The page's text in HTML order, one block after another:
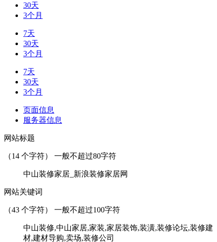
30天
3个月
7天
30天
3个月
7天
30天
3个月
页面信息
服务器信息
网站标题
（14 个字符） 一般不超过80字符
中山装修家居_新浪装修家居网
网站关键词
（43 个字符） 一般不超过100字符
中山装修,中山家居,家装,家居装饰,装潢,装修论坛,装修建
材,建材导购,卖场,装修公司